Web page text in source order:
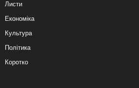
Листи
Економіка
Культура
Політика
Коротко